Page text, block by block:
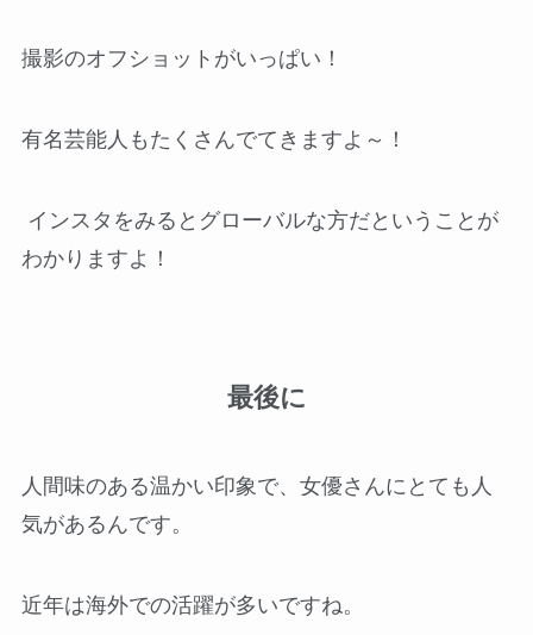
撮影のオフショットがいっぱい！
有名芸能人もたくさんでてきますよ～！
インスタをみるとグローバルな方だということが
わかりますよ！
最後に
人間味のある温かい印象で、女優さんにとても人
気があるんです。
近年は海外での活躍が多いですね。